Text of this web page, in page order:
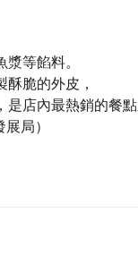
老味道，邀請
等餡料。
脆的外皮，
店內最熱銷的餐點
局）